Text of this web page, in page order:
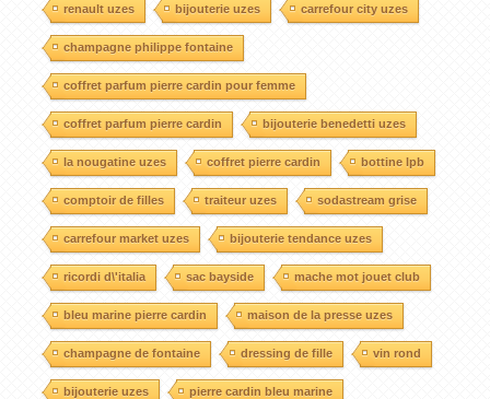
renault uzes bijouterie uzes carrefour city uzes
champagne philippe fontaine
coffret parfum pierre cardin pour femme
coffret parfum pierre cardin bijouterie benedetti uzes
la nougatine uzes coffret pierre cardin bottine lpb
comptoir de filles traiteur uzes sodastream grise
carrefour market uzes bijouterie tendance uzes
ricordi d\'italia sac bayside mache mot jouet club
bleu marine pierre cardin maison de la presse uzes
champagne de fontaine dressing de fille vin rond
bijouterie uzes pierre cardin bleu marine